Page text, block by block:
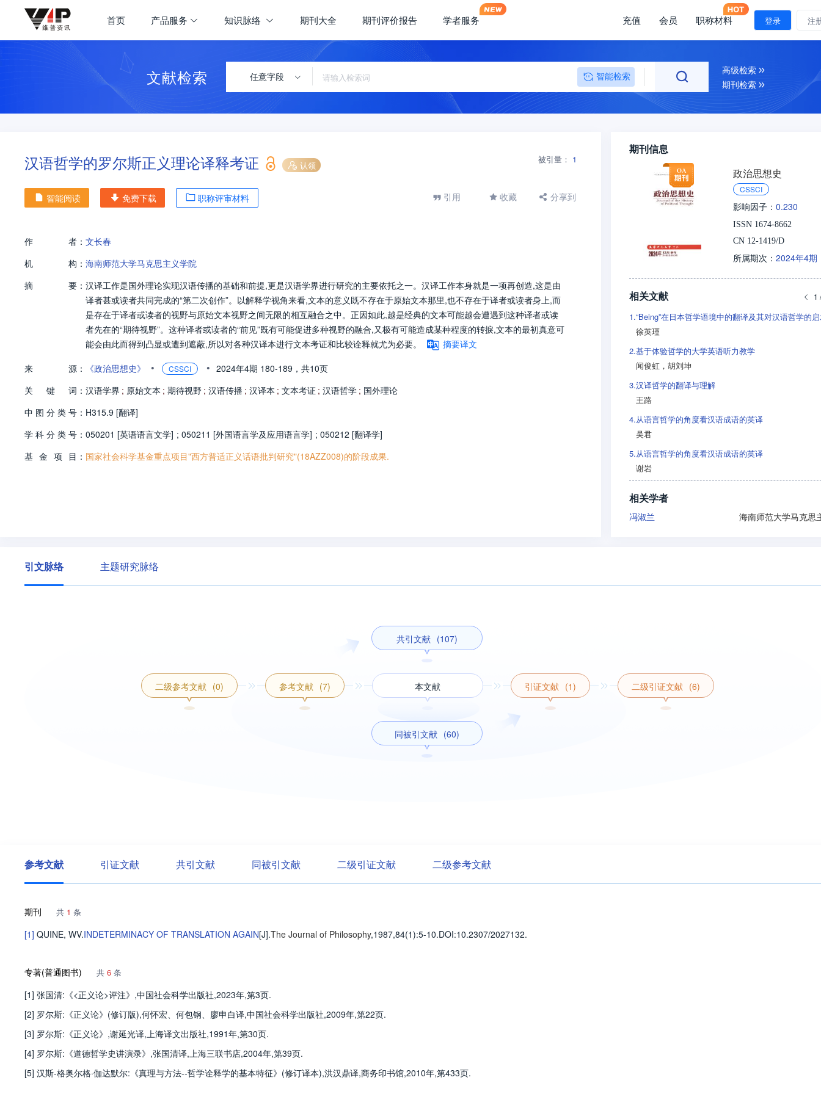
首页 产品服务 知识脉络 期刊大全 期刊评价报告 学者服务 充值 会员 职称材料 登录 注
文献检索 任意字段 智能检索
高级检索
期刊检索
汉语哲学的罗尔斯正义理论译释考证 认领
被引量： 1
智能阅读 免费下载 职称评审材料 引用 收藏 分享到
作 者： 文长春
机
构： 海南师范大学马克思主义学院
摘
要： 汉译工作是国外理论实现汉语传播的基础和前提,更是汉语学界进行研究的主要依托之一。汉译工作本身就是一项再创造,这是由
译者甚或读者共同完成的“第二次创作”。以解释学视角来看,文本的意义既不存在于原始文本那里,也不存在于译者或读者身上,而
是存在于译者或读者的视野与原始文本视野之间无限的相互融合之中。正因如此,越是经典的文本可能越会遭遇到这种译者或读
者先在的“期待视野”。这种译者或读者的“前见”既有可能促进多种视野的融合,又极有可能造成某种程度的转捩,文本的最初真意可
能会由此而得到凸显或遭到遮蔽,所以对各种汉译本进行文本考证和比较诠释就尤为必要。
摘要译文
来
源： 《政治思想史》 • CSSCI • 2024年4期 180-189， 共10页
关
键 词： 汉语学界 ; 原始文本 ; 期待视野 ; 汉语传播 ; 汉译本 ; 文本考证 ; 汉语哲学 ; 国外理论
中 图 分 类 号： H315.9 [翻译]
学 科 分 类 号： 050201 [英语语言文学] ; 050211 [外国语言学及应用语言学] ; 050212 [翻译学]
基 金 项 目： 国家社会科学基金重点项目"西方普适正义话语批判研究"(18AZZ008)的阶段成果.
期刊信息
政治思想史
CSSCI
影响因子： 0.230
ISSN 1674-8662
CN 12-1419/D
所属期次： 2024年4期
相关文献 1
1.“Being”在日本哲学语境中的翻译及其对汉语哲学的
徐英瑾
2.基于体验哲学的大学英语听力教学
闻俊虹 ， 胡刘坤
3.汉译哲学的翻译与理解
王路
4.从语言哲学的角度看汉语成语的英译
吴君
5.从语言哲学的角度看汉语成语的英译
谢岩
相关学者
冯淑兰
引文脉络 主题研究脉络
二级参考文献 (0) 参考文献 (7)
共引文献 (107)
本文献
同被引文献 (60)
引证文献 (1) 二级引证文献 (6)
参考文献 引证文献 共引文献 同被引文献 二级引证文献 二级参考文献
期刊 共 1 条
[1] QUINE, WV.INDETERMINACY OF TRANSLATION AGAIN[J].The Journal of Philosophy,1987,84(1):5-10.DOI:10.2307/2027132.
专著(普通图书) 共 6 条
[1] 张国清:《<正义论>评注》,中国社会科学出版社,2023年,第3页.
[2] 罗尔斯:《正义论》(修订版),何怀宏、何包钢、廖申白译,中国社会科学出版社,2009年,第22页.
[3] 罗尔斯:《正义论》,谢延光译,上海译文出版社,1991年,第30页.
[4] 罗尔斯:《道德哲学史讲演录》,张国清译,上海三联书店,2004年,第39页.
[5] 汉斯-格奥尔格·伽达默尔:《真理与方法--哲学诠释学的基本特征》(修订译本),洪汉鼎译,商务印书馆,2010年,第433页.